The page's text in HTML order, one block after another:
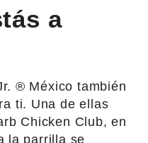
a
® México también
ti. Una de ellas
Chicken Club, en
la parrilla se